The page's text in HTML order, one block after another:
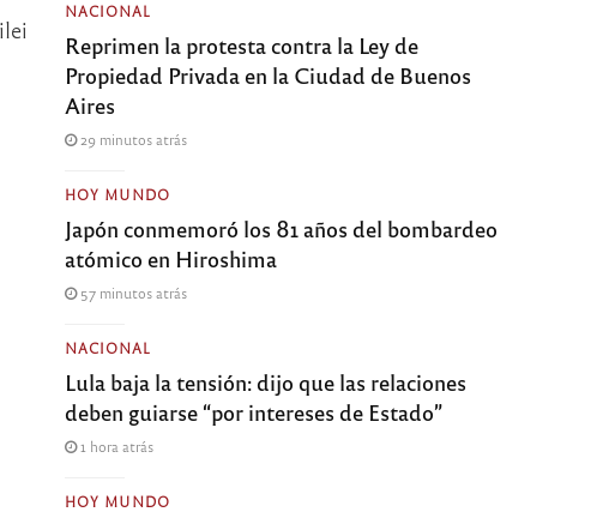
NACIONAL
Reprimen la protesta contra la Ley de
Propiedad Privada en la Ciudad de Buenos
Aires
29 minutos atrás
HOY MUNDO
Japón conmemoró los 81 años del bombardeo
atómico en Hiroshima
57 minutos atrás
NACIONAL
Lula baja la tensión: dijo que las relaciones
deben guiarse “por intereses de Estado”
1 hora atrás
HOY MUNDO